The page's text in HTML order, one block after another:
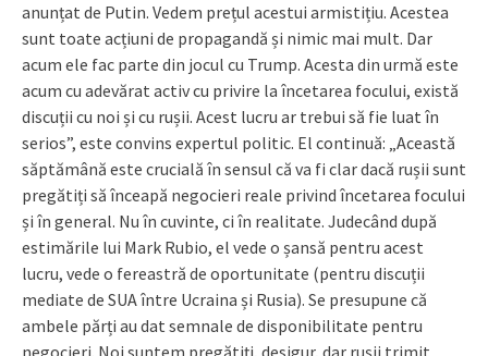
anunțat de Putin. Vedem prețul acestui armistițiu. Acestea
sunt toate acțiuni de propagandă și nimic mai mult. Dar
acum ele fac parte din jocul cu Trump. Acesta din urmă este
acum cu adevărat activ cu privire la încetarea focului, există
discuții cu noi și cu rușii. Acest lucru ar trebui să fie luat în
serios”, este convins expertul politic. El continuă: „Această
săptămână este crucială în sensul că va fi clar dacă rușii sunt
pregătiți să înceapă negocieri reale privind încetarea focului
și în general. Nu în cuvinte, ci în realitate. Judecând după
estimările lui Mark Rubio, el vede o șansă pentru acest
lucru, vede o fereastră de oportunitate (pentru discuții
mediate de SUA între Ucraina și Rusia). Se presupune că
ambele părți au dat semnale de disponibilitate pentru